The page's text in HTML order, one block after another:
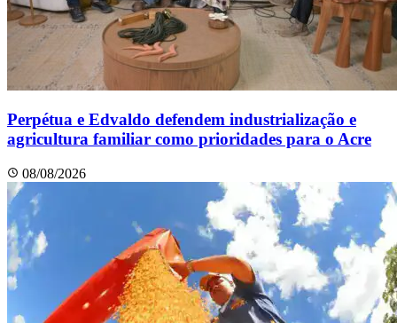
Perpétua e Edvaldo defendem industrialização e
agricultura familiar como prioridades para o Acre
08/08/2026